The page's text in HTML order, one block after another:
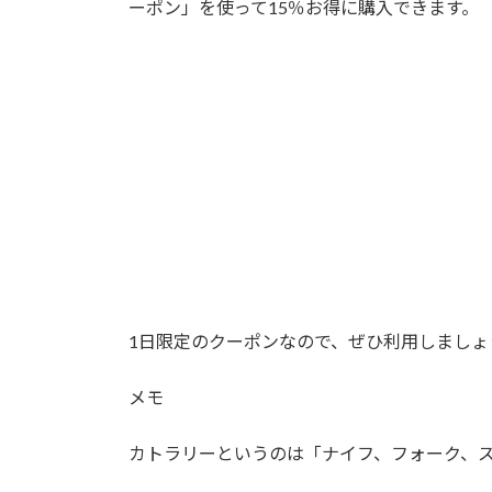
ーポン 」を使って15％お得に購入できます。
1日限定のクーポンなので、ぜひ利用しましょ
メモ
カトラリーというのは「ナイフ、フォーク、